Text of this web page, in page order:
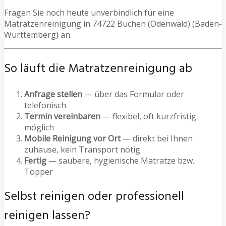
Fragen Sie noch heute unverbindlich für eine
Matratzenreinigung in 74722 Buchen (Odenwald) (Baden-
Württemberg) an.
So läuft die Matratzenreinigung ab
Anfrage stellen — über das Formular oder
telefonisch
Termin vereinbaren — flexibel, oft kurzfristig
möglich
Mobile Reinigung vor Ort— direkt bei Ihnen
zuhause, kein Transport nötig
Fertig — saubere, hygienische Matratze bzw.
Topper
Selbst reinigen oder professionell
reinigen lassen?